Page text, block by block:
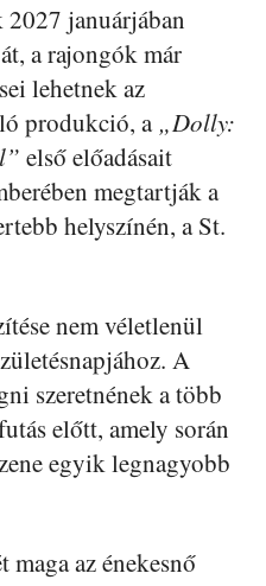
2027 januárjában
a rajongók már
lehetnek az
produkció, a „Dolly:
első előadásait
megtartják a
helyszínén, a St.
nem véletlenül
A
szeretnének a több
előtt, amely során
egyik legnagyobb
az énekesnő